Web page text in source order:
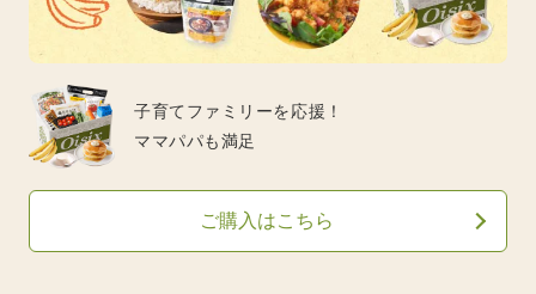
子育てファミリーを応援！
ママパパも満足
ご購入はこちら